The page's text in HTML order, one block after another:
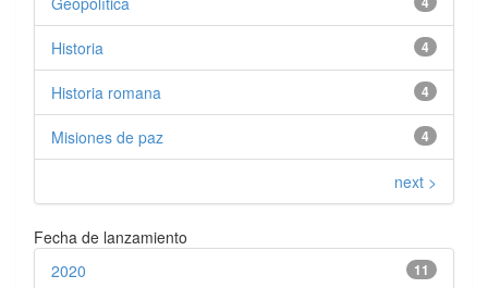
4
Historia
4
Historia romana
4
Misiones de paz
next >
Fecha de lanzamiento
11
2020